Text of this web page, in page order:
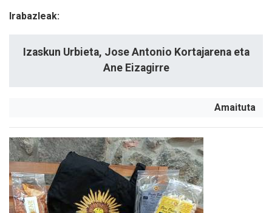
Irabazleak:
Izaskun Urbieta, Jose Antonio Kortajarena eta
Ane Eizagirre
Amaituta